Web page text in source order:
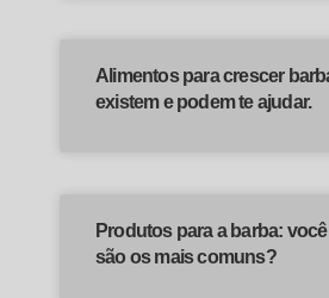
Alimentos para crescer
existem e podem te ajudar.
Produtos para a barba:
são os mais comuns?